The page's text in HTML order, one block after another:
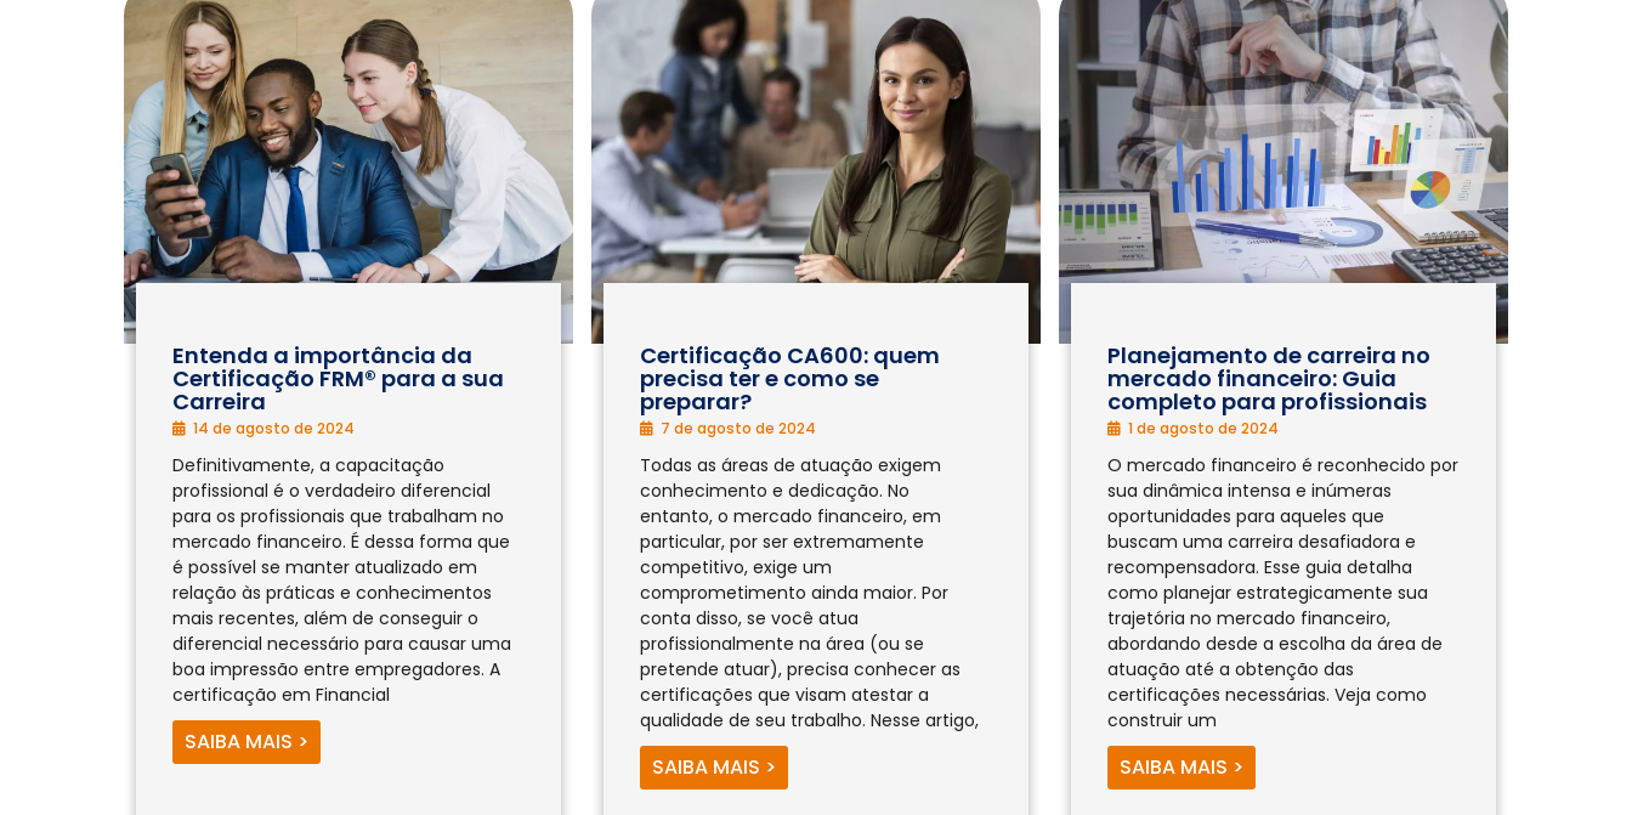
Entenda a importância da
Certificação FRM® para a sua
Carreira
14 de agosto de 2024
Definitivamente, a capacitação
profissional é o verdadeiro diferencial
para os profissionais que trabalham no
mercado financeiro. É dessa forma que
é possível se manter atualizado em
relação às práticas e conhecimentos
mais recentes, além de conseguir o
diferencial necessário para causar uma
boa impressão entre empregadores. A
certificação em Financial
SAIBA MAIS >
Certificação CA600: quem
precisa ter e como se
preparar?
7 de agosto de 2024
Todas as áreas de atuação exigem
conhecimento e dedicação. No
entanto, o mercado financeiro, em
particular, por ser extremamente
competitivo, exige um
comprometimento ainda maior. Por
conta disso, se você atua
profissionalmente na área (ou se
pretende atuar), precisa conhecer as
certificações que visam atestar a
qualidade de seu trabalho. Nesse artigo,
SAIBA MAIS >
Planejamento de carreira no
mercado financeiro: Guia
completo para profissionais
1 de agosto de 2024
O mercado financeiro é reconhecido por
sua dinâmica intensa e inúmeras
oportunidades para aqueles que
buscam uma carreira desafiadora e
recompensadora. Esse guia detalha
como planejar estrategicamente sua
trajetória no mercado financeiro,
abordando desde a escolha da área de
atuação até a obtenção das
certificações necessárias. Veja como
construir um
SAIBA MAIS >